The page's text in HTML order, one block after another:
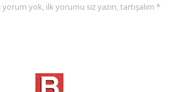
yok, ilk yorumu siz yazın, tartışalım *